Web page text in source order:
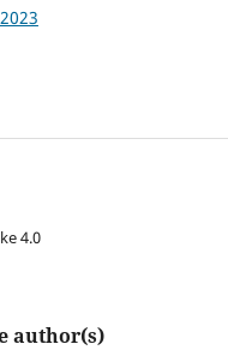
4.0
author(s)